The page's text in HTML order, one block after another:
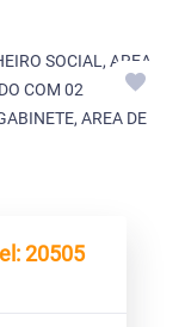
SOCIAL, AREA
COM 02
AREA DE
20505